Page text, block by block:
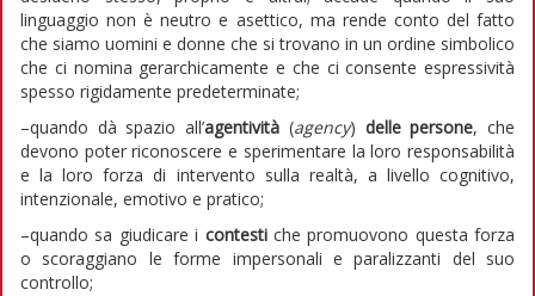
linguaggio non è neutro e asettico, ma rende conto del fatto
che siamo uomini e donne che si trovano in un ordine simbolico
che ci nomina gerarchicamente e che ci consente espressività
spesso rigidamente predeterminate;
–quando dà spazio all’agentività (agency) delle persone, che
devono poter riconoscere e sperimentare la loro responsabilità
e la loro forza di intervento sulla realtà, a livello cognitivo,
intenzionale, emotivo e pratico;
–quando sa giudicare i contestiche promuovono questa forza
o scoraggiano le forme impersonali e paralizzanti del suo
controllo;